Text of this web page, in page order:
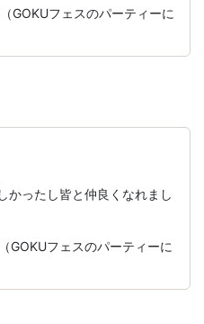
GOKUフェスのパーティーに
かったし皆と仲良くなれまし
GOKUフェスのパーティーに